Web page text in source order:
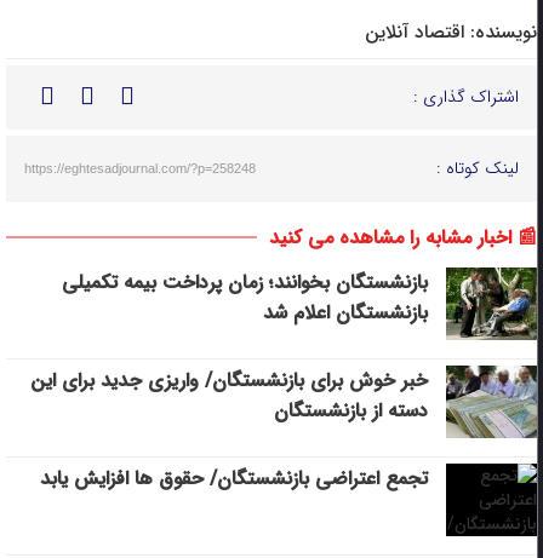
نویسنده: اقتصاد آنلاین
اشتراک گذاری :
لینک کوتاه : https://eghtesadjournal.com/?p=258248
📰 اخبار مشابه را مشاهده می کنید
بازنشستگان بخوانند؛ زمان پرداخت بیمه تکمیلی
بازنشستگان اعلام شد
خبر خوش برای بازنشستگان/ واریزی جدید برای این
دسته از بازنشستگان
تجمع اعتراضی بازنشستگان/ حقوق ها افزایش یابد